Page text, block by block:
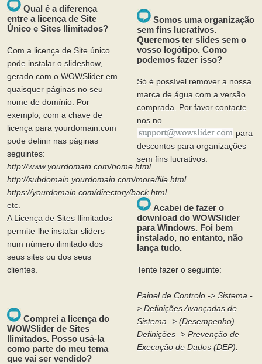
Somos uma organização
sem fins lucrativos.
Queremos ter slides sem o
vosso logótipo. Como
podemos fazer isso?
Só é possível remover a nossa
marca de água com a versão
comprada. Por favor contacte-
nos no
para
descontos para organizações
sem fins lucrativos.
Acabei de fazer o
download do WOWSlider
para Windows. Foi bem
instalado, no entanto, não
lança tudo.
Tente fazer o seguinte:
Painel de Controlo -> Sistema -
> Definições Avançadas de
Sistema -> (Desempenho)
Definições -> Prevenção de
Execução de Dados (DEP).
Qual é a diferença
entre a licença de Site
Único e Sites Ilimitados?
Com a licença de Site único
pode instalar o slideshow,
gerado com o WOWSlider em
quaisquer páginas no seu
nome de domínio. Por
exemplo, com a chave de
licença para yourdomain.com
pode definir nas páginas
seguintes:
http://www.yourdomain.com/home.html
http://subdomain.yourdomain.com/more/file.html
https://yourdomain.com/directory/back.html
etc.
A Licença de Sites Ilimitados
permite-lhe instalar sliders
num número ilimitado dos
seus sites ou dos seus
clientes.
Comprei a licença do
WOWSlider de Sites
Ilimitados. Posso usá-la
como parte do meu tema
que vai ser vendido?